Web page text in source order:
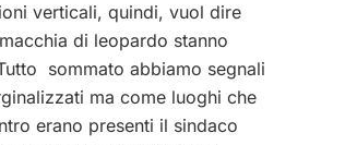
verticali, quindi, vuol dire
di leopardo stanno
sommato abbiamo segnali
ma come luoghi che
erano presenti il sindaco